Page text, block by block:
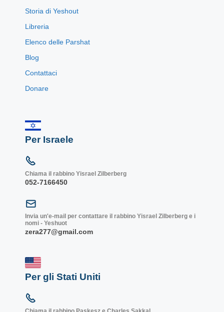
Storia di Yeshout
Libreria
Elenco delle Parshat
Blog
Contattaci
Donare
Per Israele
Chiama il rabbino Yisrael Zilberberg
052-7166450
Invia un'e-mail per contattare il rabbino Yisrael Zilberberg e i
nomi - Yeshuot
zera277@gmail.com
Per gli Stati Uniti